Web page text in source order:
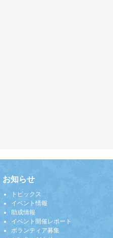
お知らせ
トピックス
イベント情報
助成情報
イベント開催レポート
ボランティア募集